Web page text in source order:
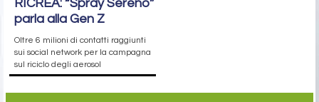
RICREA: “Spray Sereno”
parla alla Gen Z
Oltre 6 milioni di contatti raggiunti
sui social network per la campagna
sul riciclo degli aerosol